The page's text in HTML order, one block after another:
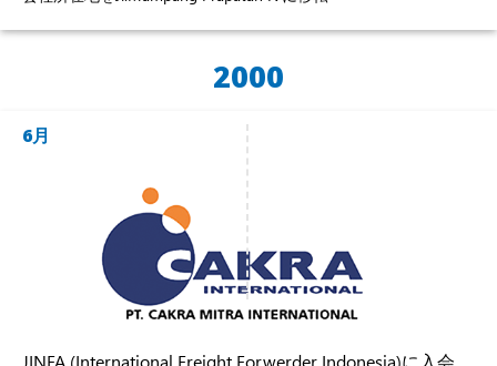
6月
JINFA (International Freight Forwerder Indonesia)に入会
2000